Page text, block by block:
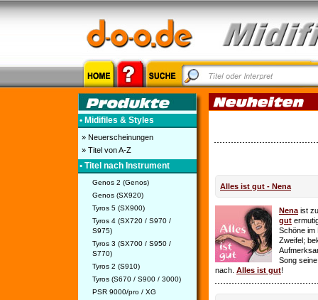
• Midifiles & Styles
» Neuerscheinungen
» Titel von A-Z
• Titel nach Instrument
Genos 2 (Genos)
Genos (SX920)
Tyros 5 (SX900)
Tyros 4 (SX720 / S970 /
S975)
Tyros 3 (SX700 / S950 /
S770)
Tyros 2 (S910)
Tyros (S670 / S900 / 3000)
PSR 9000/pro / XG
Alles ist gut - Nena
Nena ist
gut
Schöne im
Zweifel;
Song
nach. Alles ist gut!